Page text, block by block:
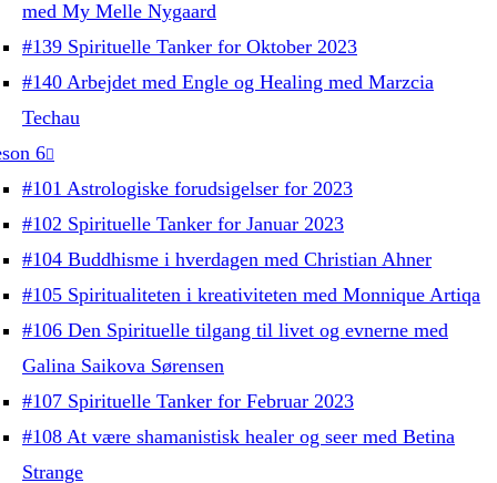
med My Melle Nygaard
#139 Spirituelle Tanker for Oktober 2023
#140 Arbejdet med Engle og Healing med Marzcia
Techau
6
#101 Astrologiske forudsigelser for 2023
#102 Spirituelle Tanker for Januar 2023
#104 Buddhisme i hverdagen med Christian Ahner
#105 Spiritualiteten i kreativiteten med Monnique Artiqa
#106 Den Spirituelle tilgang til livet og evnerne med
Galina Saikova Sørensen
#107 Spirituelle Tanker for Februar 2023
#108 At være shamanistisk healer og seer med Betina
Strange